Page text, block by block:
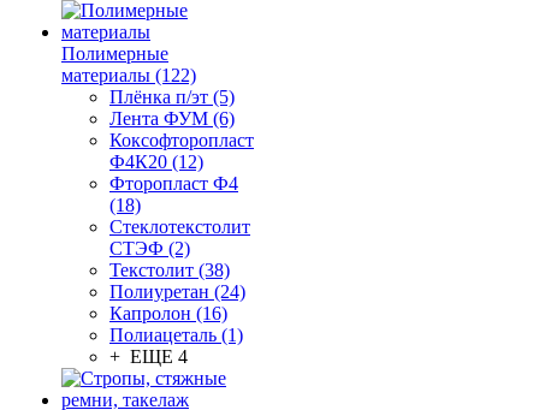
Полимерные
материалы (122)
Плёнка п/эт (5)
Лента ФУМ (6)
Коксофторопласт
Ф4К20 (12)
Фторопласт Ф4
(18)
Стеклотекстолит
СТЭФ (2)
Текстолит (38)
Полиуретан (24)
Капролон (16)
Полиацеталь (1)
+ ЕЩЕ 4